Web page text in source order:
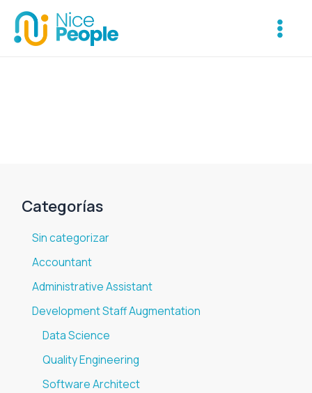
contenido
Menu
Categorías
Sin categorizar
Accountant
Administrative Assistant
Development Staff Augmentation
Data Science
Quality Engineering
Software Architect